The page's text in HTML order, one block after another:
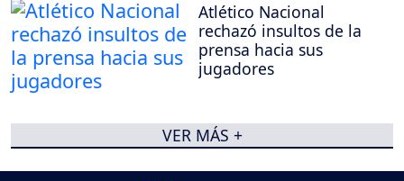
Atlético Nacional
rechazó insultos de la
prensa hacia sus
jugadores
VER MÁS +